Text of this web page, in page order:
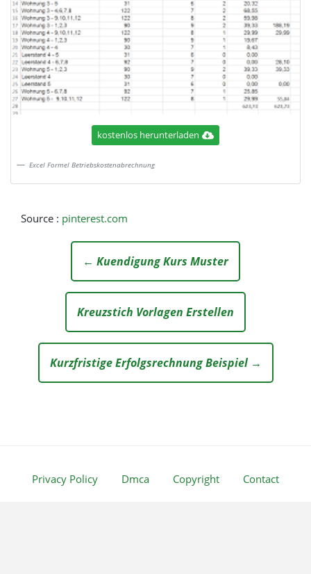
kostenlos herunterladen
Excel Formel Betriebskostenabrechnung
Source : pinterest.com
← Kuendigung Kurs Muster
Kreuzstich Vorlagen Erstellen
Kurzfristige Erfolgsrechnung Beispiel →
Privacy Policy Dmca Copyright Contact